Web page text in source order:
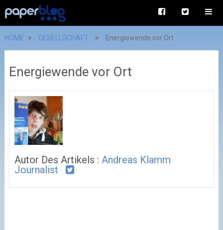
HOME GESELLSCHAFT Energiewende vor Ort
Energiewende vor Ort
Autor Des Artikels : Andreas Klamm
Journalist